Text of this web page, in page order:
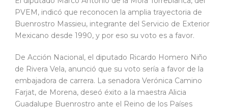
PVEM, indicó que reconocen la amplia trayectoria de
Buenrostro Massieu, integrante del Servicio de Exterior
Mexicano desde 1990, y por eso su voto es a favor.
De Acción Nacional, el diputado Ricardo Homero Niño
de Rivera Vela, anunció que su voto sería a favor de la
embajadora de carrera. La senadora Verónica Camino
Farjat, de Morena, deseó éxito a la maestra Alicia
Guadalupe Buenrostro ante el Reino de los Países